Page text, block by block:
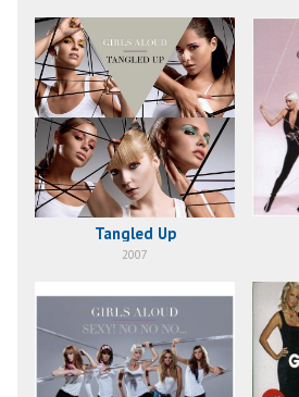
Tangled Up
2007